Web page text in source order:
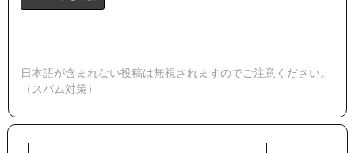
日本語が含まれない投稿は無視されますのでご注意ください。
（スパム対策）